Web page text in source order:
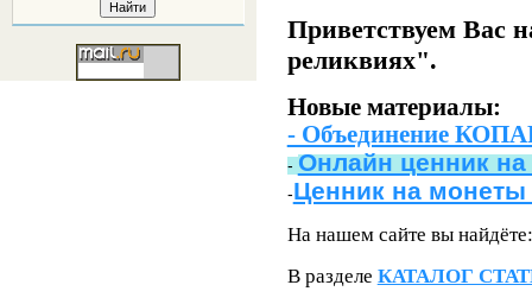
Приветствуем Вас
реликвиях".
Новые материалы:
- Объединение
- Онлайн ценник
-Ценник на
На нашем сайте вы найдёте:
В разделе КАТАЛОГ